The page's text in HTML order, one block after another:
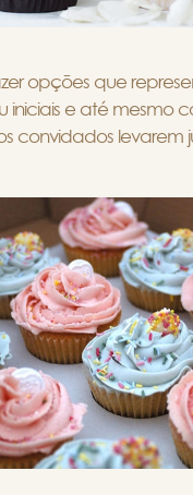
opções que
iniciais e até mesmo
convidados levarem